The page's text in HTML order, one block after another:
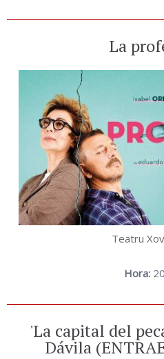
La
Teatru
Hora:
'La capital del
Dávila